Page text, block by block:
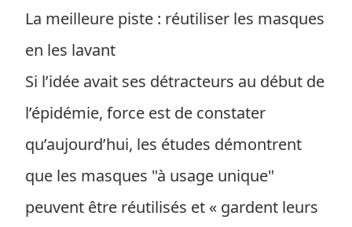
La meilleure piste : réutiliser les masques
en les lavant
Si l’idée avait ses détracteurs au début de
l’épidémie, force est de constater
qu’aujourd’hui, les études démontrent
que les masques "à usage unique"
peuvent être réutilisés et « gardent leurs